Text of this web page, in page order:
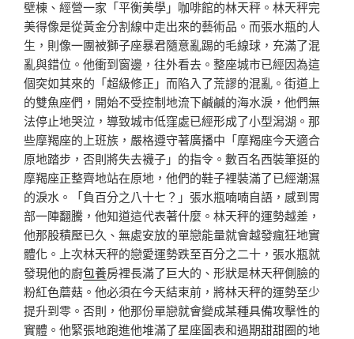
壁棟、經營一家「平衡美學」咖啡館的林天秤。林天秤完
美得像是從黃金分割線中走出來的藝術品。而張水瓶的人
生，則像一團被獅子座暴君隨意亂踢的毛線球，充滿了混
亂與錯位。他衝到窗邊，往外看去。整座城市已經因為這
個突如其來的「超級修正」而陷入了荒謬的混亂。街道上
的雙魚座們，開始不受控制地流下鹹鹹的海水淚，他們無
法停止地哭泣，導致城市低窪處已經形成了小型潟湖。那
些摩羯座的上班族，嚴格遵守著廣播中「摩羯座今天適合
原地踏步，否則將失去襪子」的指令。數百名西裝筆挺的
摩羯座正整齊地站在原地，他們的鞋子裡裝滿了已經潮濕
的淚水。「負百分之八十七？」張水瓶喃喃自語，感到胃
部一陣翻騰，他知道這代表著什麼。林天秤的運勢越差，
他那股積壓已久、無處安放的單戀能量就會越發瘋狂地實
體化。上次林天秤的戀愛運勢跌至百分之二十，張水瓶就
發現他的廚包養房裡長滿了巨大的、形狀是林天秤側臉的
粉紅色蘑菇。他必須在今天結束前，將林天秤的運勢至少
提升到零。否則，他那份單戀就會變成某種具備攻擊性的
實體。他緊張地跑進他堆滿了星座圖表和過期甜甜圈的地